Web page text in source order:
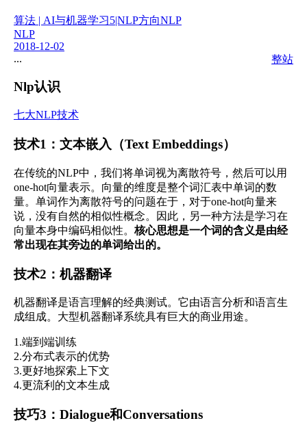
算法 | AI与机器学习5|NLP方向NLP
NLP
2018-12-02
...
整站
Nlp认识
七大NLP技术
技术1：文本嵌入（Text Embeddings）
在传统的NLP中，我们将单词视为离散符号，然后可以用
one-hot向量表示。向量的维度是整个词汇表中单词的数
量。单词作为离散符号的问题在于，对于one-hot向量来
说，没有自然的相似性概念。因此，另一种方法是学习在
向量本身中编码相似性。 核心思想是一个词的含义是由经
常出现在其旁边的单词给出的。
技术2：机器翻译
机器翻译是语言理解的经典测试。它由语言分析和语言生
成组成。大型机器翻译系统具有巨大的商业用途。
1.端到端训练
2.分布式表示的优势
3.更好地探索上下文
4.更流利的文本生成
技巧3：Dialogue和Conversations